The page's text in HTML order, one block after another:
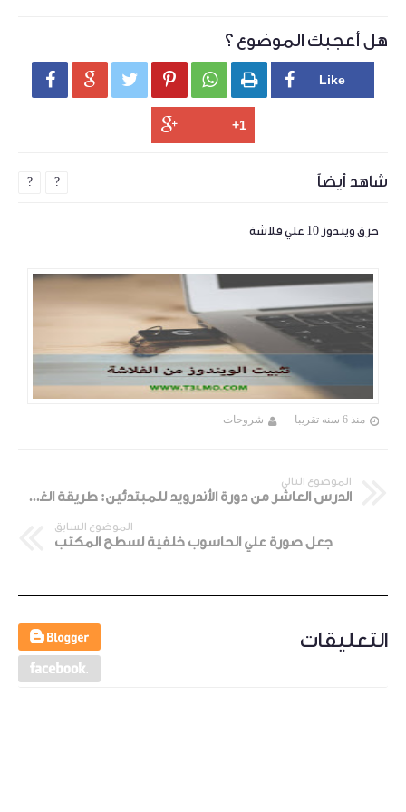
هل أعجبك الموضوع ؟
     
شاهد أيضاً
حرق ويندوز 10 علي فلاشة
منذ 6 سنه تقريبا شروحات
? ?
الموضوع التالي
الدرس العاشر من دورة الأندرويد للمبتدئين: طريقة الغاء تثبيت التطبيقات
الموضوع السابق
جعل صورة علي الحاسوب خلفية لسطح المكتب
التعليقات